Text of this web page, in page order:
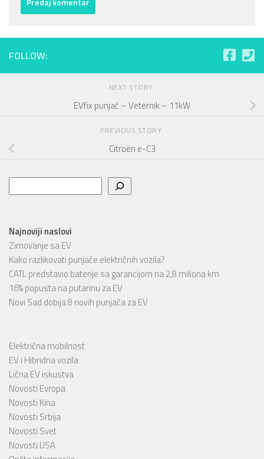
FOLLOW:
NEXT STORY
EVfix punjač – Veternik – 11kW
PREVIOUS STORY
Citroën e-C3
Najnoviji naslovi
Zimovanje sa EV
Kako razlikovati punjače električnih vozila?
CATL predstavio baterije sa garancijom na 2,8 miliona km
16% popusta na putarinu za EV
Novi Sad dobija 8 novih punjača za EV
Električna mobilnost
EV i Hibridna vozila
Lična EV iskustva
Novosti Evropa
Novosti Kina
Novosti Srbija
Novosti Svet
Novosti USA